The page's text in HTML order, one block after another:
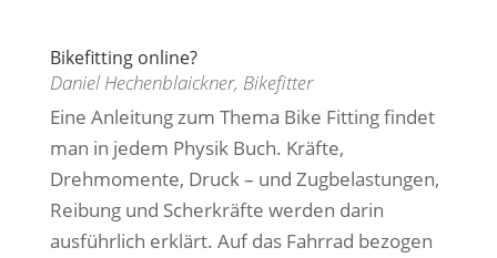
Bikefitting online?
Daniel Hechenblaickner, Bikefitter
Eine Anleitung zum Thema Bike Fitting findet
man in jedem Physik Buch. Kräfte,
Drehmomente, Druck – und Zugbelastungen,
Reibung und Scherkräfte werden darin
ausführlich erklärt. Auf das Fahrrad bezogen